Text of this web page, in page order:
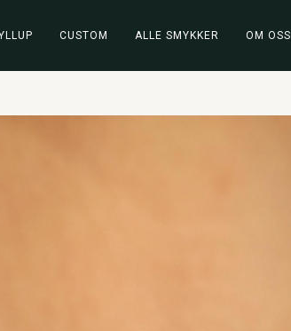
CUSTOM ALLE SMYKKER OM OSS